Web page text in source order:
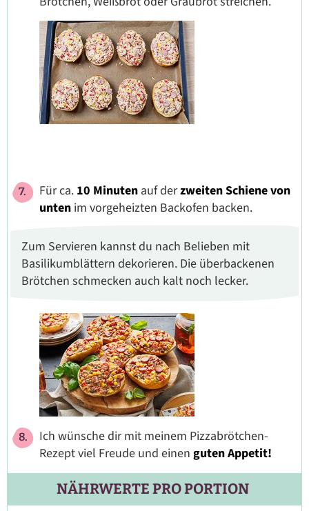
Für ca. 10 Minuten auf derzweiten Schiene von
unten im vorgeheizten Backofen backen.
Zum Servieren kannst du nach Belieben mit
Basilikumblättern dekorieren. Die überbackenen
Brötchen schmecken auch kalt noch lecker.
Ich wünsche dir mit meinem Pizzabrötchen-
Rezept viel Freude und einen guten Appetit!
NÄHRWERTE PRO PORTION